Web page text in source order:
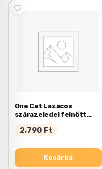
One Cat Lazacos
szárazeledel felnőtt
macskáknak 750g
2,790 Ft
Kosárba